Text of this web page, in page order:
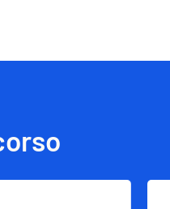
riempimento
al Volo
di Pilota